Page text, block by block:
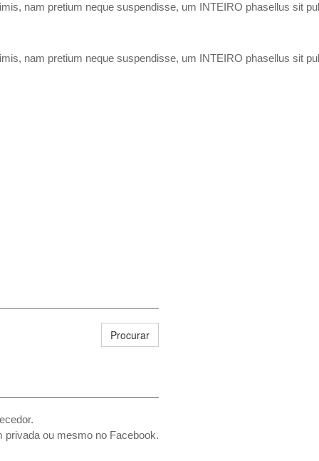
nam pretium neque suspendisse, um INTEIRO phasellus sit
nam pretium neque suspendisse, um INTEIRO phasellus sit
Procurar
ou mesmo no Facebook.